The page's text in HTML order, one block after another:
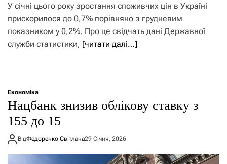
У січні цього року зростання споживчих цін в Україні
прискорилося до 0,7% порівняно з грудневим
показником у 0,2%. Про це свідчать дані Державної
служби статистики, [читати далі…]
Економіка
Нацбанк знизив облікову ставку з
155 до 15
ВідФедоренко Світлана29 Січня, 2026